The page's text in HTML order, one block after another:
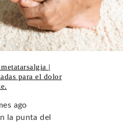
|
para el dolor
ago
la punta del